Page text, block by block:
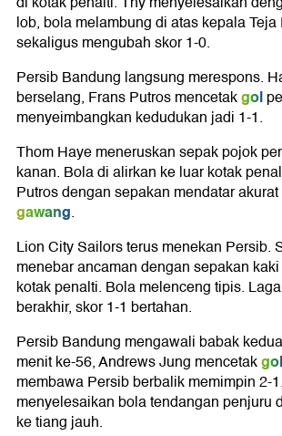
lob, bola melambung di atas kepala
sekaligus mengubah skor 1-0.
Persib Bandung langsung merespons.
berselang, Frans Putros mencetakgol
menyeimbangkan kedudukan jadi 1-1.
Thom Haye meneruskan sepak pojok
kanan. Bola di alirkan ke luar kotak
Putros dengan sepakan mendatar
gawang.
Lion City Sailors terus menekan Persib.
menebar ancaman dengan sepakan
kotak penalti. Bola melenceng tipis.
berakhir, skor 1-1 bertahan.
Persib Bandung mengawali babak
menit ke-56, Andrews Jung mencetakgol
membawa Persib berbalik memimpin 2-
menyelesaikan bola tendangan penjuru
ke tiang jauh.